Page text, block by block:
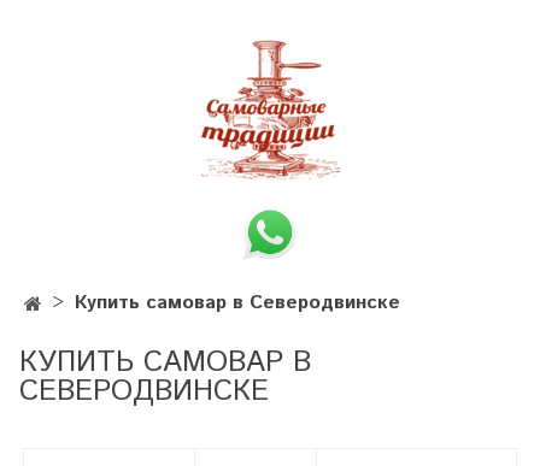
Купить самовар в Северодвинске
КУПИТЬ САМОВАР В
СЕВЕРОДВИНСКЕ